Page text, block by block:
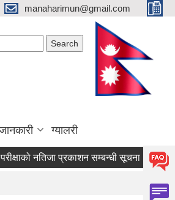
manaharimun@gmail.com
ग्यालरी
नतिजा प्रकाशन सम्बन्धी सूचना । दररेट